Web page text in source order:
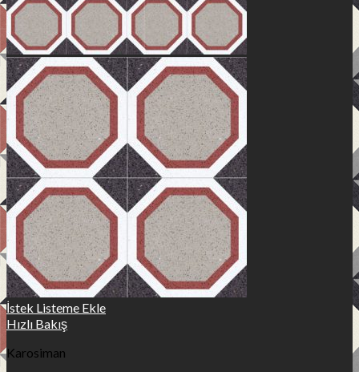
İstek Listeme Ekle
Hızlı Bakış
Karosiman